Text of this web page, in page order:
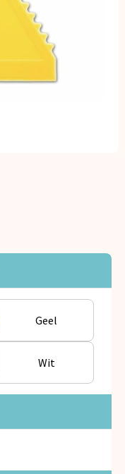
Geel
Wit